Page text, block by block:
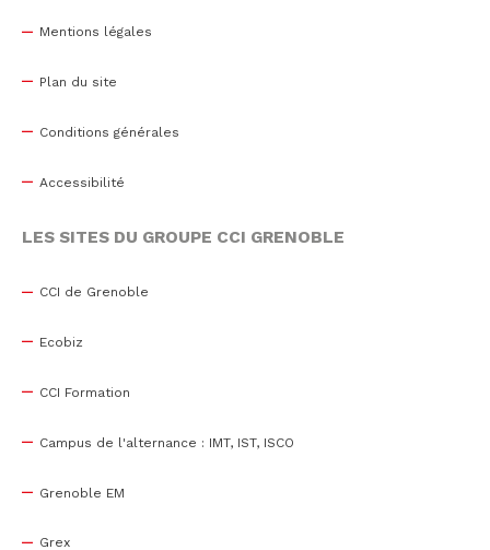
Mentions légales
Plan du site
Conditions générales
Accessibilité
LES SITES DU GROUPE CCI GRENOBLE
CCI de Grenoble
Ecobiz
CCI Formation
Campus de l'alternance : IMT, IST, ISCO
Grenoble EM
Grex